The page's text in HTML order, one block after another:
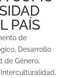
PAÍS
de
, Desarrollo
de Género,
,